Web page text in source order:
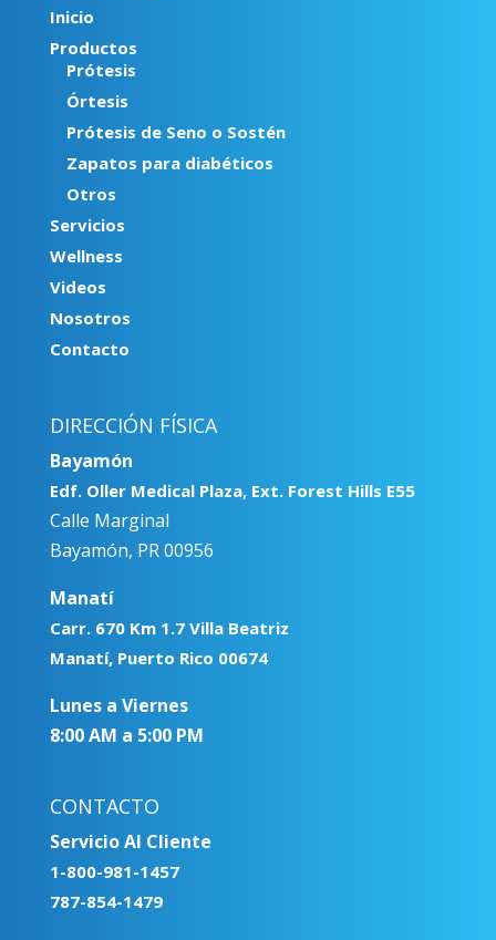
Inicio
Productos
Prótesis
Órtesis
Prótesis de Seno o Sostén
Zapatos para diabéticos
Otros
Servicios
Wellness
Videos
Nosotros
Contacto
DIRECCIÓN FÍSICA
Bayamón
Edf. Oller Medical Plaza, Ext. Forest Hills E55
Calle Marginal
Bayamón, PR 00956
Manatí
Carr. 670 Km 1.7 Villa Beatriz
Manatí, Puerto Rico 00674
Lunes a Viernes
8:00 AM a 5:00 PM
CONTACTO
Servicio Al Cliente
1-800-981-1457
787-854-1479